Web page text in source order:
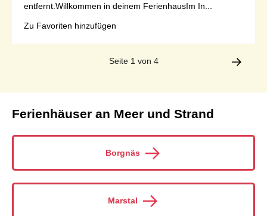
entfernt.Willkommen in deinem FerienhausIm In...
Zu Favoriten hinzufügen
Seite 1 von 4
Ferienhäuser an Meer und Strand
Borgnäs
Marstal